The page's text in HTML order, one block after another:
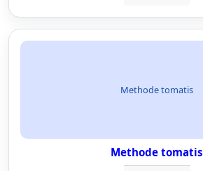
Methode tomatis
Methode tomatis